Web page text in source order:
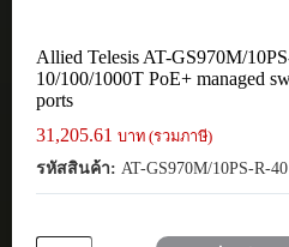
Allied Telesis AT-GS970M/
10/100/1000T PoE+ managed
ports
31,205.61 บาท (รวมภาษี)
รหัสสินค้า: AT-GS970M/10PS-R-40